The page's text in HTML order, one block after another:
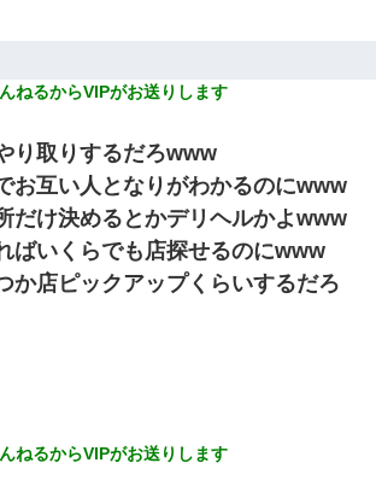
ねるからVIPがお送りします
り取りするだろwww
お互い人となりがわかるのにwww
だけ決めるとかデリヘルかよwww
ばいくらでも店探せるのにwww
か店ピックアップくらいするだろ
ねるからVIPがお送りします